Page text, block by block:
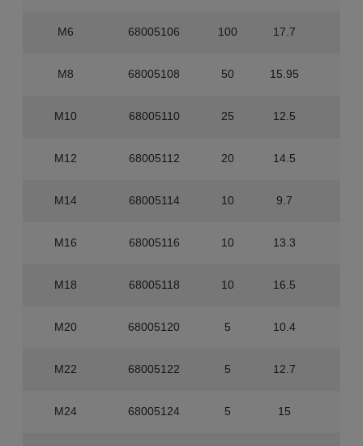
M6 68005106 100 17.7
M8 68005108 50 15.95
M10 68005110 25 12.5
M12 68005112 20 14.5
M14 68005114 10 9.7
M16 68005116 10 13.3
M18 68005118 10 16.5
M20 68005120 5 10.4
M22 68005122 5 12.7
M24 68005124 5 15